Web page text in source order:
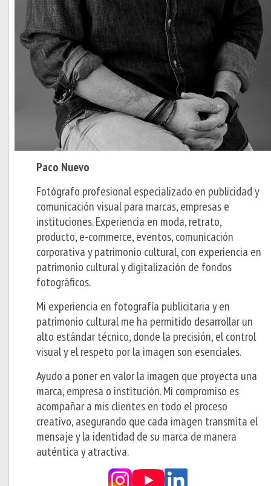
Paco Nuevo
Fotógrafo profesional especializado en publicidad y
comunicación visual para marcas, empresas e
instituciones. Experiencia en moda, retrato,
producto, e-commerce, eventos, comunicación
corporativa y patrimonio cultural, con experiencia en
patrimonio cultural y digitalización de fondos
fotográficos.
Mi experiencia en fotografía publicitaria y en
patrimonio cultural me ha permitido desarrollar un
alto estándar técnico, donde la precisión, el control
visual y el respeto por la imagen son esenciales.
Ayudo a poner en valor la imagen que proyecta una
marca, empresa o institución. Mi compromiso es
acompañar a mis clientes en todo el proceso
creativo, asegurando que cada imagen transmita el
mensaje y la identidad de su marca de manera
auténtica y atractiva.